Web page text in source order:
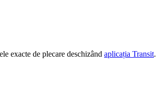
exacte de plecare deschizând aplicația Transit.